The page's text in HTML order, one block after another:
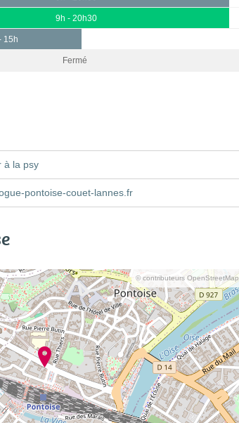
9h - 20h30
15h
Fermé
à la psy
pontoise-couet-lannes.fr
© contributeurs OpenStreetMap